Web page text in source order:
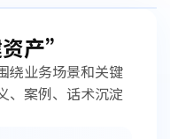
产”
绕业务场景和关键
、案例、话术沉淀